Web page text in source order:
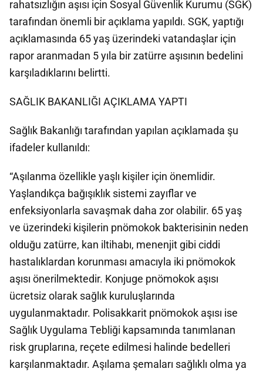
rahatsızlığın aşısı için Sosyal Güvenlik Kurumu (SGK)
tarafından önemli bir açıklama yapıldı. SGK, yaptığı
açıklamasında 65 yaş üzerindeki vatandaşlar için
rapor aranmadan 5 yıla bir zatürre aşısının bedelini
karşıladıklarını belirtti.
SAĞLIK BAKANLIĞI AÇIKLAMA YAPTI
Sağlık Bakanlığı tarafından yapılan açıklamada şu
ifadeler kullanıldı:
“Aşılanma özellikle yaşlı kişiler için önemlidir.
Yaşlandıkça bağışıklık sistemi zayıflar ve
enfeksiyonlarla savaşmak daha zor olabilir. 65 yaş
ve üzerindeki kişilerin pnömokok bakterisinin neden
olduğu zatürre, kan iltihabı, menenjit gibi ciddi
hastalıklardan korunması amacıyla iki pnömokok
aşısı önerilmektedir. Konjuge pnömokok aşısı
ücretsiz olarak sağlık kuruluşlarında
uygulanmaktadır. Polisakkarit pnömokok aşısı ise
Sağlık Uygulama Tebliği kapsamında tanımlanan
risk gruplarına, reçete edilmesi halinde bedelleri
karşılanmaktadır. Aşılama şemaları sağlıklı olma ya